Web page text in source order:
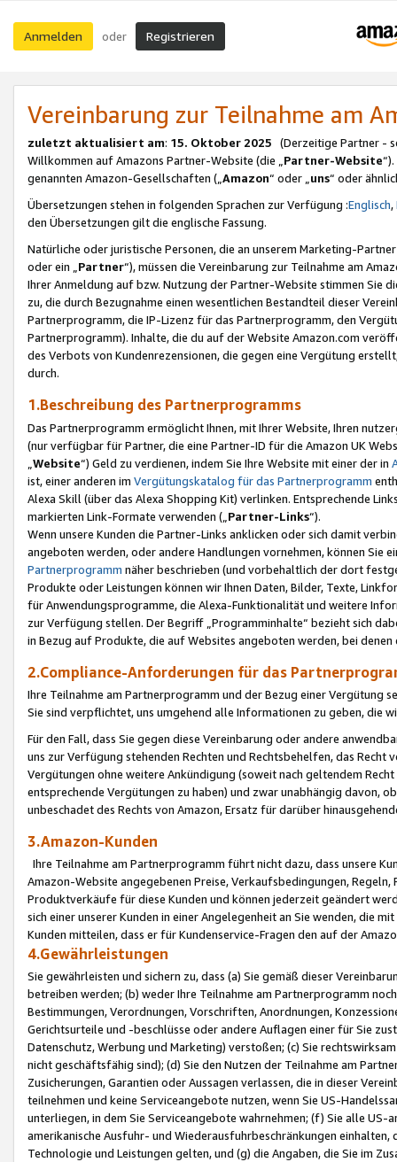
Anmelden oder Registrieren
Vereinbarung zur Teilnahme am
zuletzt aktualisiert am: 15. Oktober 2025 (Derzeitige Partner -
Willkommen auf Amazons Partner-Website (die „Partner-Website
genannten Amazon-Gesellschaften („Amazon“ oder „uns“ oder
Übersetzungen stehen in folgenden Sprachen zur Verfügung :Englisch,
den Übersetzungen gilt die englische Fassung.
Natürliche oder juristische Personen, die an unserem Marketing-
oder ein „Partner“), müssen die Vereinbarung zur Teilnahme am
Ihrer Anmeldung auf bzw. Nutzung der Partner-Website stimmen Sie
zu, die durch Bezugnahme einen wesentlichen Bestandteil dieser
Partnerprogramm, die IP-Lizenz für das Partnerprogramm, den
Partnerprogramm). Inhalte, die du auf der Website Amazon.com
des Verbots von Kundenrezensionen, die gegen eine Vergütung
durch.
1.Beschreibung des Partnerprogramms
Das Partnerprogramm ermöglicht Ihnen, mit Ihrer Website, Ihren
(nur verfügbar für Partner, die eine Partner-ID für die Amazon UK
Website“) Geld zu verdienen, indem Sie Ihre Website mit einer der in
ist, einer anderen im Vergütungskatalog für das Partnerprogramm
Alexa Skill (über das Alexa Shopping Kit) verlinken. Entsprechende
markierten Link-Formate verwenden („ Partner-Links“).
Wenn unsere Kunden die Partner-Links anklicken oder sich damit
angeboten werden, oder andere Handlungen vornehmen, können Sie
Partnerprogramm näher beschrieben (und vorbehaltlich der dort
Produkte oder Leistungen können wir Ihnen Daten, Bilder, Texte,
für Anwendungsprogramme, die Alexa-Funktionalität und weitere
zur Verfügung stellen. Der Begriff „Programminhalte“ bezieht sich
in Bezug auf Produkte, die auf Websites angeboten werden, bei
2.Compliance-Anforderungen für das
Ihre Teilnahme am Partnerprogramm und der Bezug einer Vergütung
Sie sind verpflichtet, uns umgehend alle Informationen zu geben, die
Für den Fall, dass Sie gegen diese Vereinbarung oder andere
uns zur Verfügung stehenden Rechten und Rechtsbehelfen, das
Vergütungen ohne weitere Ankündigung (soweit nach geltendem
entsprechende Vergütungen zu haben) und zwar unabhängig davon,
unbeschadet des Rechts von Amazon, Ersatz für darüber
3.Amazon-Kunden
Ihre Teilnahme am Partnerprogramm führt nicht dazu, dass unsere
Amazon-Website angegebenen Preise, Verkaufsbedingungen,
Produktverkäufe für diese Kunden und können jederzeit geändert
sich einer unserer Kunden in einer Angelegenheit an Sie wenden, die
Kunden mitteilen, dass er für Kundenservice-Fragen den auf der
4.Gewährleistungen
Sie gewährleisten und sichern zu, dass (a) Sie gemäß dieser
betreiben werden; (b) weder Ihre Teilnahme am Partnerprogramm
Bestimmungen, Verordnungen, Vorschriften, Anordnungen,
Gerichtsurteile und -beschlüsse oder andere Auflagen einer für Sie
Datenschutz, Werbung und Marketing) verstoßen; (c) Sie
nicht geschäftsfähig sind); (d) Sie den Nutzen der Teilnahme am
Zusicherungen, Garantien oder Aussagen verlassen, die in dieser
teilnehmen und keine Serviceangebote nutzen, wenn Sie US-
unterliegen, in dem Sie Serviceangebote wahrnehmen; (f) Sie alle
amerikanische Ausfuhr- und Wiederausfuhrbeschränkungen
Technologie und Leistungen gelten, und (g) die Angaben, die Sie im